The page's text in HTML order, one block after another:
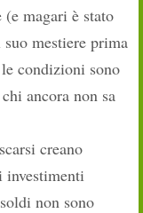
magari è stato
mestiere prima
condizioni sono
ancora non sa
creano
investimenti
non sono